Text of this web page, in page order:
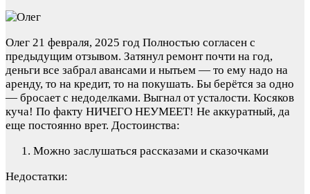
Олег 21 февраля, 2025 год Полностью согласен с
предыдущим отзывом. Затянул ремонт почти на год,
деньги все забрал авансами и нытьем — то ему надо на
аренду, то на кредит, то на покушать. Бы берётся за одно
— бросает с недоделками. Выгнал от усталости. Косяков
куча! По факту НИЧЕГО НЕУМЕЕТ! Не аккуратный, да
еще постоянно врет. Достоинства:
Можно заслушаться рассказами и сказочками
Недостатки: